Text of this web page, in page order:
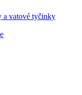
a vatové tyčinky